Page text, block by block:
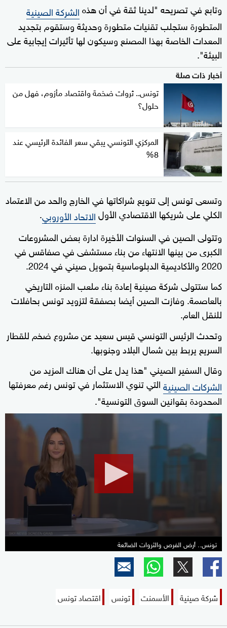
وتابع في تصريحه "لدينا ثقة في أن هذهالشركة الصينية
المتطورة ستجلب تقنيات متطورة وحديثة وستقوم بتجديد
المعدات الخاصة بهذا المصنع وسيكون لها تأثيرات إيجابية على
البيئة".
أخبار ذات صلة
تونس.. ثروات ضخمة واقتصاد مأزوم، فهل من
حلول؟
المركزي التونسي يبقي سعر الفائدة الرئيسي عند
8%
وتسعى تونس إلى تنويع شراكاتها في الخارج والحد من الاعتماد
الكلي على شريكها الاقتصادي الأولالاتحاد الأوروبي.
وتتولى الصين في السنوات الأخيرة ادارة بعض المشروعات
الكبرى من بينها الانتهاء من بناء مستشفى في صفاقس في
2020 والأكاديمية الدبلوماسية بتمويل صيني في 2024.
كما ستتولى شركة صينية إعادة بناء ملعب المنزه التاريخي
بالعاصمة. وفازت الصين أيضا بصفقة لتزويد تونس بحافلات
للنقل العام.
وتحدث الرئيس التونسي قيس سعيد عن مشروع ضخم للقطار
السريع يربط بين شمال البلاد وجنوبها.
وقال السفير الصيني "هذا يدل على أن هناك المزيد من
الشركات الصينيةالتي تنوي الاستثمار في تونس رغم معرفتها
المحدودة بقوانين السوق التونسية".
seconds
minute,
seconds
تونس.. أرض الفرص والثروات الضائعة
شركة صينية الأسمنت تونس اقتصاد تونس